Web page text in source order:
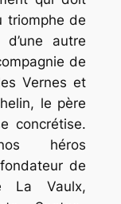
triomphe de
autre
de
Vernes et
le père
concrétise.
héros
de
La Vaulx,